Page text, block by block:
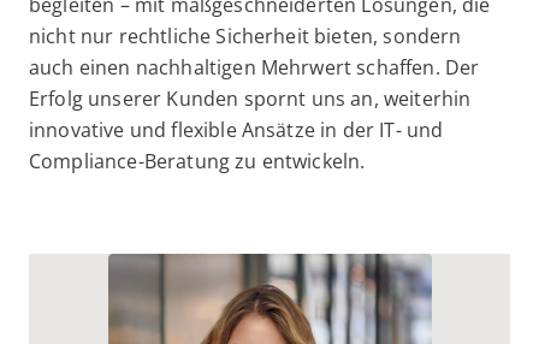
begleiten – mit maßgeschneiderten Lösungen, die
nicht nur rechtliche Sicherheit bieten, sondern
auch einen nachhaltigen Mehrwert schaffen. Der
Erfolg unserer Kunden spornt uns an, weiterhin
innovative und flexible Ansätze in der IT- und
Compliance-Beratung zu entwickeln.